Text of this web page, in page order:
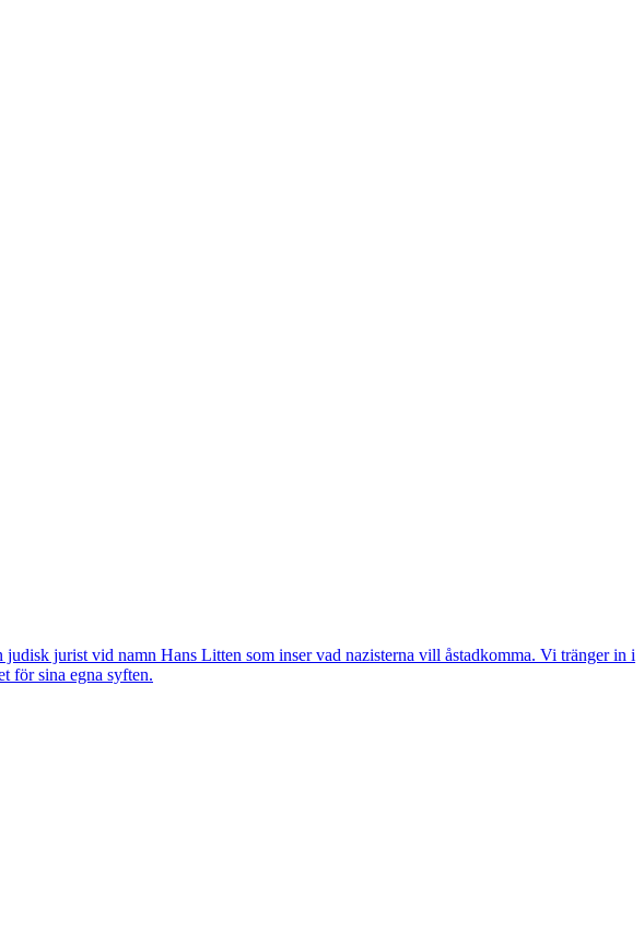
jurist vid namn Hans Litten som inser vad nazisterna vill åstadkomma. Vi tränger in i
för sina egna syften.